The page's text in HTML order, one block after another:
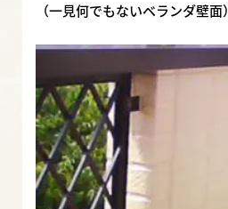
（一見何でもないベランダ壁面）